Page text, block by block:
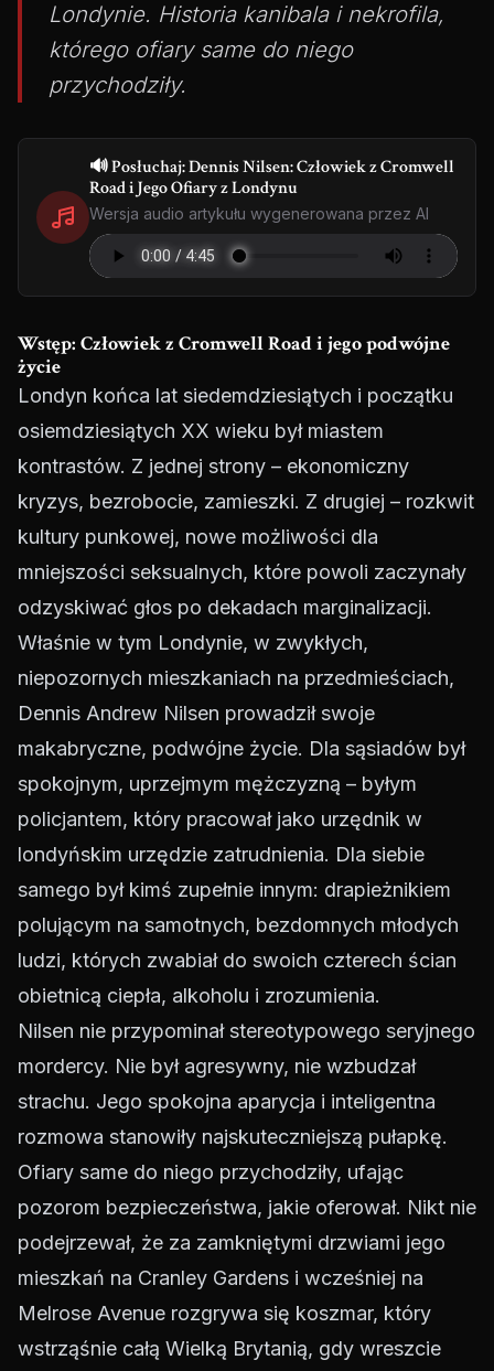
Londynie. Historia kanibala i nekrofila,
którego ofiary same do niego
przychodziły.
🔊 Posłuchaj: Dennis Nilsen: Człowiek z Cromwell
Road i Jego Ofiary z Londynu
Wersja audio artykułu wygenerowana przez AI
Wstęp: Człowiek z Cromwell Road i jego podwójne
życie
Londyn końca lat siedemdziesiątych i początku
osiemdziesiątych XX wieku był miastem
kontrastów. Z jednej strony – ekonomiczny
kryzys, bezrobocie, zamieszki. Z drugiej – rozkwit
kultury punkowej, nowe możliwości dla
mniejszości seksualnych, które powoli zaczynały
odzyskiwać głos po dekadach marginalizacji.
Właśnie w tym Londynie, w zwykłych,
niepozornych mieszkaniach na przedmieściach,
Dennis Andrew Nilsen prowadził swoje
makabryczne, podwójne życie. Dla sąsiadów był
spokojnym, uprzejmym mężczyzną – byłym
policjantem, który pracował jako urzędnik w
londyńskim urzędzie zatrudnienia. Dla siebie
samego był kimś zupełnie innym: drapieżnikiem
polującym na samotnych, bezdomnych młodych
ludzi, których zwabiał do swoich czterech ścian
obietnicą ciepła, alkoholu i zrozumienia.
Nilsen nie przypominał stereotypowego seryjnego
mordercy. Nie był agresywny, nie wzbudzał
strachu. Jego spokojna aparycja i inteligentna
rozmowa stanowiły najskuteczniejszą pułapkę.
Ofiary same do niego przychodziły, ufając
pozorom bezpieczeństwa, jakie oferował. Nikt nie
podejrzewał, że za zamkniętymi drzwiami jego
mieszkań na Cranley Gardens i wcześniej na
Melrose Avenue rozgrywa się koszmar, który
wstrząśnie całą Wielką Brytanią, gdy wreszcie